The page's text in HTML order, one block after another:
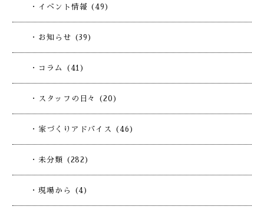
・イベント情報 (49)
・お知らせ (39)
・コラム (41)
・スタッフの日々 (20)
・家づくりアドバイス (46)
・未分類 (282)
・現場から (4)